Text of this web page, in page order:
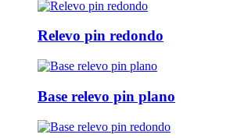
Relevo pin redondo
Base relevo pin plano